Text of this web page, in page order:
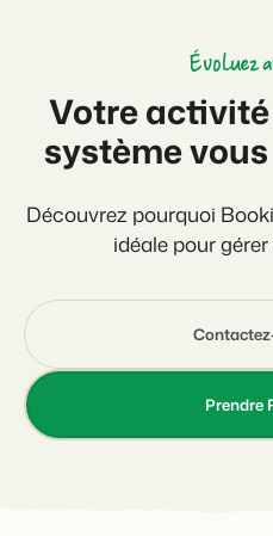
Évoluez
Votre
système
Découvrez pourquoi
idéale pour
Prendre